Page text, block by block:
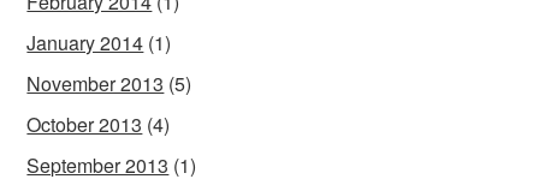
January 2014 (1)
November 2013 (5)
October 2013 (4)
September 2013 (1)